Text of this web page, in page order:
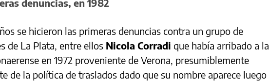
denuncias, en 1982
se hicieron las primeras denuncias contra un grupo de
de La Plata, entre ellos Nicola Corradi que había arribado a la
en 1972 proveniente de Verona, presumiblemente
de la política de traslados dado que su nombre aparece luego